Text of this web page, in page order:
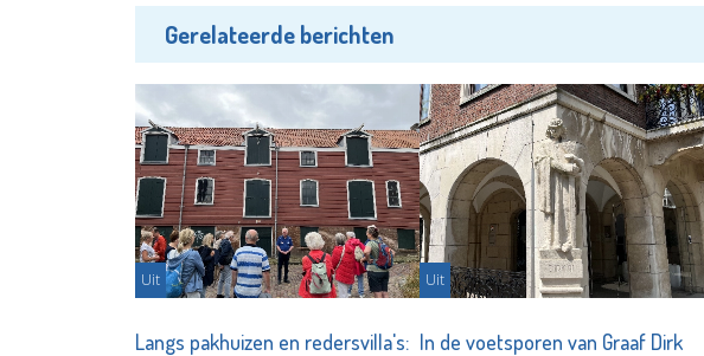
Gerelateerde berichten
Uit
Langs pakhuizen en redersvilla's:
Uit
In de voetsporen van Graaf Dirk